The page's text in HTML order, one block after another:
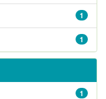
1
1
1